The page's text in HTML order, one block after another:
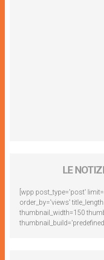
LE
[wpp post_type='post'
order_by='views'
thumbnail_width=150